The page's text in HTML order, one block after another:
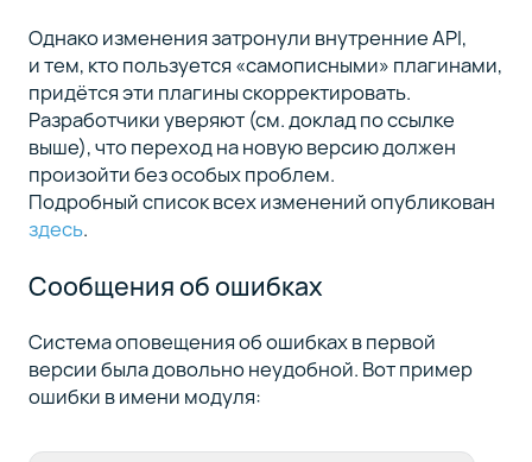
Однако изменения затронули внутренние API,
и тем, кто пользуется «самописными» плагинами,
придётся эти плагины скорректировать.
Разработчики уверяют (см. доклад по ссылке
выше), что переход на новую версию должен
произойти без особых проблем.
Подробный список всех изменений опубликован
здесь.
Сообщения об ошибках
Система оповещения об ошибках в первой
версии была довольно неудобной. Вот пример
ошибки в имени модуля: